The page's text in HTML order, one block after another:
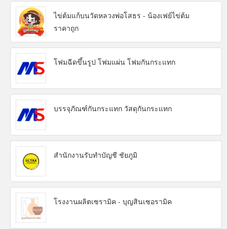
ไข่ต้มแก้บนวัดหลวงพ่อโสธร - น้องเฟย์ไข่ต้ม
ราคาถูก
โฟมฉีดขึ้นรูป โฟมแผ่น โฟมกันกระแทก
บรรจุภัณฑ์กันกระแทก วัสดุกันกระแทก
สำนักงานรับทำบัญชี ชัยภูมิ
โรงงานผลิตเซรามิค - บุญสินเซอรามิค